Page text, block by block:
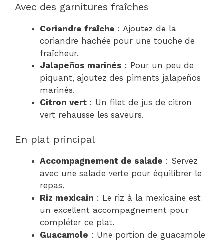
Avec des garnitures fraîches
Coriandre fraîche : Ajoutez de la
coriandre hachée pour une touche de
fraîcheur.
Jalapeños marinés : Pour un peu de
piquant, ajoutez des piments jalapeños
marinés.
Citron vert : Un filet de jus de citron
vert rehausse les saveurs.
En plat principal
Accompagnement de salade : Servez
avec une salade verte pour équilibrer le
repas.
Riz mexicain : Le riz à la mexicaine est
un excellent accompagnement pour
compléter ce plat.
Guacamole : Une portion de guacamole